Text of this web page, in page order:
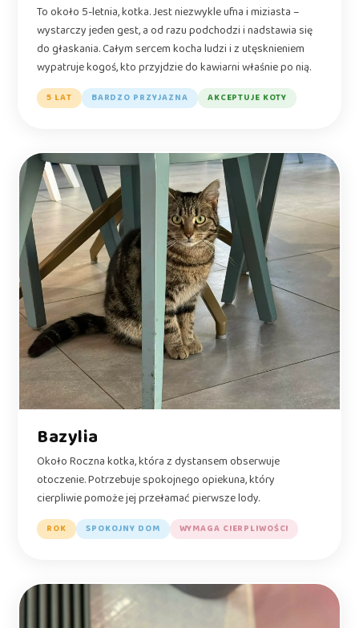
To około 5-letnia, kotka. Jest niezwykle ufna i miziasta –
wystarczy jeden gest, a od razu podchodzi i nadstawia się
do głaskania. Całym sercem kocha ludzi i z utęsknieniem
wypatruje kogoś, kto przyjdzie do kawiarni właśnie po nią.
5 LAT BARDZO PRZYJAZNA AKCEPTUJE KOTY
Bazylia
Około Roczna kotka, która z dystansem obserwuje
otoczenie. Potrzebuje spokojnego opiekuna, który
cierpliwie pomoże jej przełamać pierwsze lody.
ROK SPOKOJNY DOM WYMAGA CIERPLIWOŚCI